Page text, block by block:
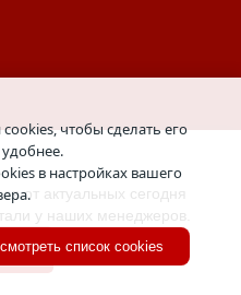
от актуальных сегодня
у наших менеджеров.
чтобы сделать его
в настройках вашего
список cookies